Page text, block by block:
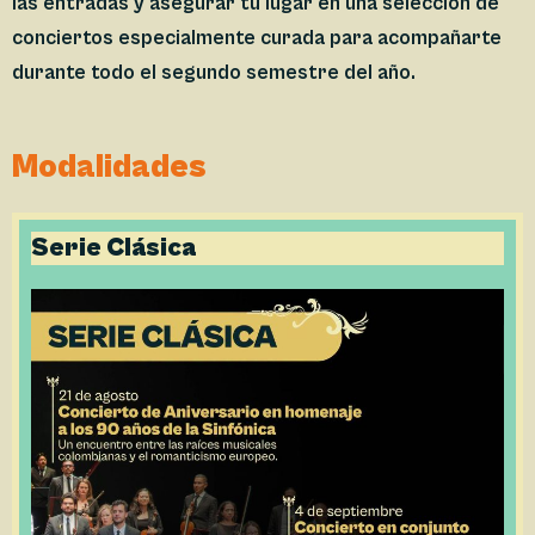
conciertos especialmente curada para acompañarte
durante todo el segundo semestre del año.
Modalidades
Serie Clásica